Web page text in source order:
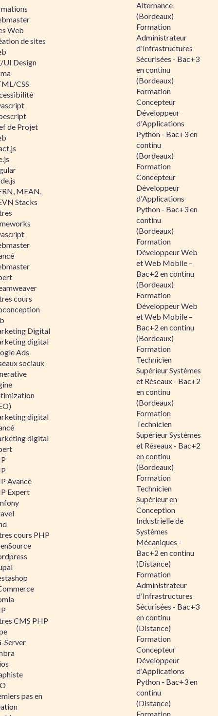
Web
de sites
UI Design
CSS
de Projet
MEAN,
Stacks
cours
Digital
digital
Ads
sociaux
digital
digital
Avancé
Expert
cours PHP
CMS PHP
Server
pas en
Alternance
(Bordeaux)
Formation
Administrateur
d'Infrastructures
Sécurisées - Bac+3
en continu
(Bordeaux)
Formation
Concepteur
Développeur
d'Applications
Python - Bac+3 en
continu
(Bordeaux)
Formation
Concepteur
Développeur
d'Applications
Python - Bac+3 en
continu
(Bordeaux)
Formation
Développeur Web
et Web Mobile –
Bac+2 en continu
(Bordeaux)
Formation
Développeur Web
et Web Mobile –
Bac+2 en continu
(Bordeaux)
Formation
Technicien
Supérieur Systèmes
et Réseaux - Bac+2
en continu
(Bordeaux)
Formation
Technicien
Supérieur Systèmes
et Réseaux - Bac+2
en continu
(Bordeaux)
Formation
Technicien
Supérieur en
Conception
Industrielle de
Systèmes
Mécaniques -
Bac+2 en continu
(Distance)
Formation
Administrateur
d'Infrastructures
Sécurisées - Bac+3
en continu
(Distance)
Formation
Concepteur
Développeur
d'Applications
Python - Bac+3 en
continu
(Distance)
Formation